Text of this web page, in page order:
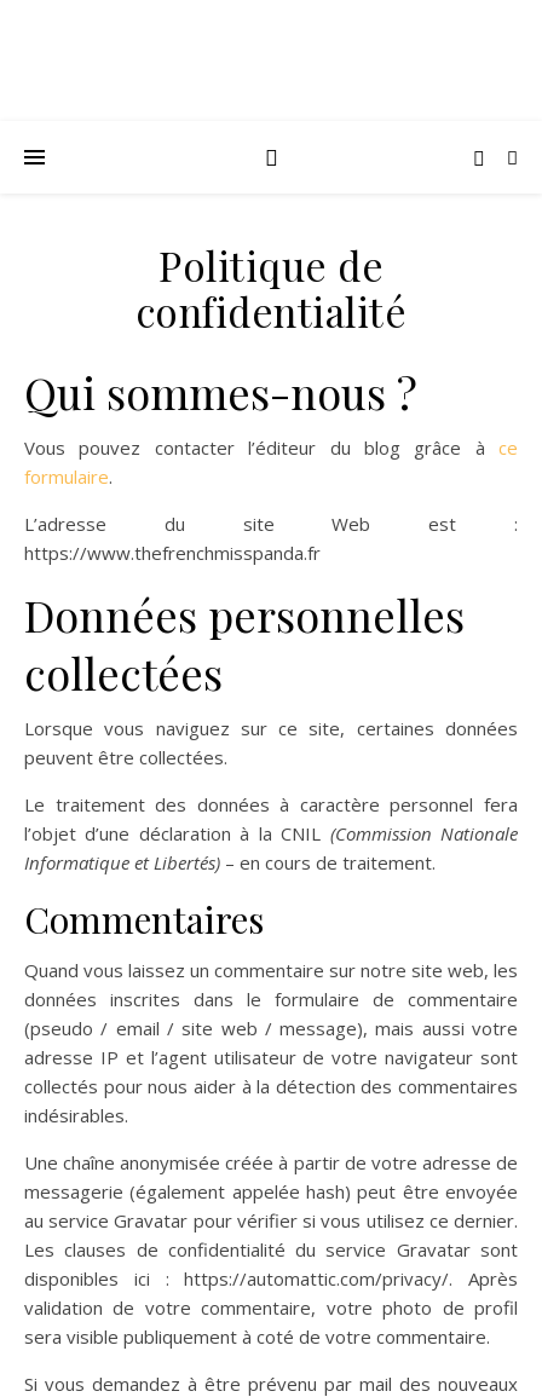
Politique de
confidentialité
Qui sommes-nous ?
Vous pouvez contacter l’éditeur du blog grâce à ce
formulaire.
L’adresse du site Web est :
https://www.thefrenchmisspanda.fr
Données personnelles
collectées
Lorsque vous naviguez sur ce site, certaines données
peuvent être collectées.
Le traitement des données à caractère personnel fera
l’objet d’une déclaration à la CNIL (Commission Nationale
Informatique et Libertés) – en cours de traitement.
Commentaires
Quand vous laissez un commentaire sur notre site web, les
données inscrites dans le formulaire de commentaire
(pseudo / email / site web / message), mais aussi votre
adresse IP et l’agent utilisateur de votre navigateur sont
collectés pour nous aider à la détection des commentaires
indésirables.
Une chaîne anonymisée créée à partir de votre adresse de
messagerie (également appelée hash) peut être envoyée
au service Gravatar pour vérifier si vous utilisez ce dernier.
Les clauses de confidentialité du service Gravatar sont
disponibles ici : https://automattic.com/privacy/. Après
validation de votre commentaire, votre photo de profil
sera visible publiquement à coté de votre commentaire.
Si vous demandez à être prévenu par mail des nouveaux